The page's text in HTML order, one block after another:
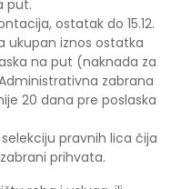
put.
ostatak do 15.12.
ukupan iznos ostatka
na put (naknada za
zabrana
20 dana pre poslaska
pravnih lica čija
prihvata.